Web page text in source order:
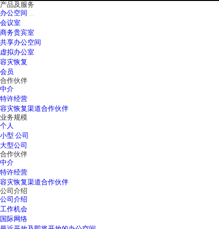
产品及服务
办公空间
会议室
商务贵宾室
共享办公空间
虚拟办公室
容灾恢复
会员
合作伙伴
中介
特许经营
容灾恢复渠道合作伙伴
业务规模
个人
小型 公司
大型公司
合作伙伴
中介
特许经营
容灾恢复渠道合作伙伴
公司介绍
公司介绍
工作机会
国际网络